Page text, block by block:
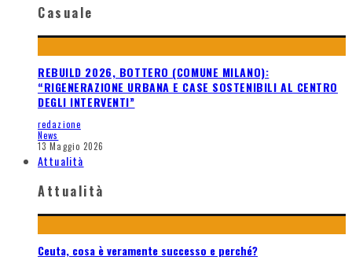
Casuale
REBUILD 2026, BOTTERO (COMUNE MILANO):
“RIGENERAZIONE URBANA E CASE SOSTENIBILI AL CENTRO
DEGLI INTERVENTI”
redazione
News
13 Maggio 2026
Attualità
Attualità
Ceuta, cosa è veramente successo e perché?